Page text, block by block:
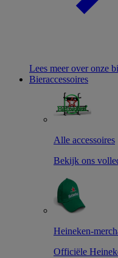
Lees meer over onze
Bieraccessoires
Alle accessoires
Bekijk ons
Heineken-
Officiële